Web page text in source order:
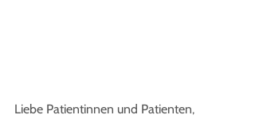
Liebe Patientinnen und Patienten,